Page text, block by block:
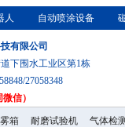
人 自动喷涂设备
有限公司
下围水工业区第1栋
27058348
信）
箱 耐磨试验机 气体检